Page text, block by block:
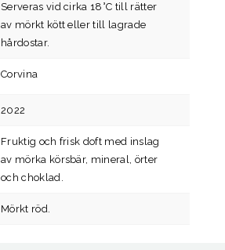
Serveras vid cirka 18°C till rätter
av mörkt kött eller till lagrade
hårdostar.
Corvina
2022
Fruktig och frisk doft med inslag
av mörka körsbär, mineral, örter
och choklad.
Mörkt röd.